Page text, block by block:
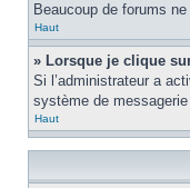
Beaucoup de forums
Haut
» Lorsque je clique
Si l’administrateur a
système de
Haut